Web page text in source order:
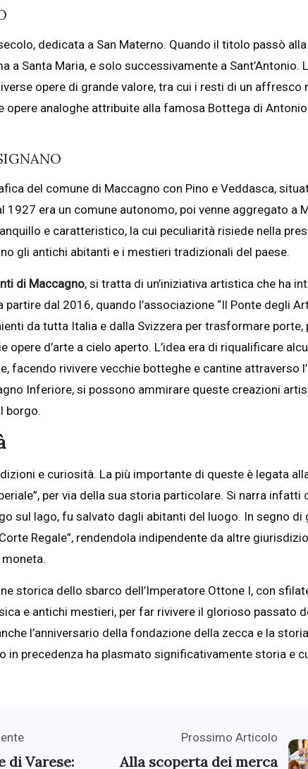
dedicata a San Materno. Quando il titolo passò
a Santa Maria, e solo successivamente a Sant’Antonio.
opere di grande valore, tra cui i resti di un affresco
opere analoghe attribuite alla famosa Bottega di
del comune di Maccagno con Pino e Veddasca,
1927 era un comune autonomo, poi venne aggregato a
e caratteristico, la cui peculiarità risiede nella
gli antichi abitanti e i mestieri tradizionali del paese.
di Maccagno, si tratta di un’iniziativa artistica che ha
partire dal 2016, quando l’associazione “Il Ponte degli
da tutta Italia e dalla Svizzera per trasformare porte,
opere d’arte a cielo aperto. L’idea era di riqualificare
facendo rivivere vecchie botteghe e cantine attraverso
Inferiore, si possono ammirare queste creazioni
borgo.
e curiosità. La più importante di queste è legata
per via della sua storia particolare. Si narra infatti
sul lago, fu salvato dagli abitanti del luogo. In segno di
Regale”, rendendola indipendente da altre
storica dello sbarco dell’Imperatore Ottone I, con
e antichi mestieri, per far rivivere il glorioso passato
l’anniversario della fondazione della zecca e la
in precedenza ha plasmato significativamente storia e
di Varese:
Prossimo Articolo
Alla scoperta dei merca